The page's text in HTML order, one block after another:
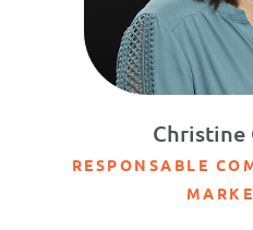
Christine
RESPONSABLE